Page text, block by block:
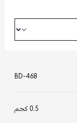
BD-468
0.5 كجم